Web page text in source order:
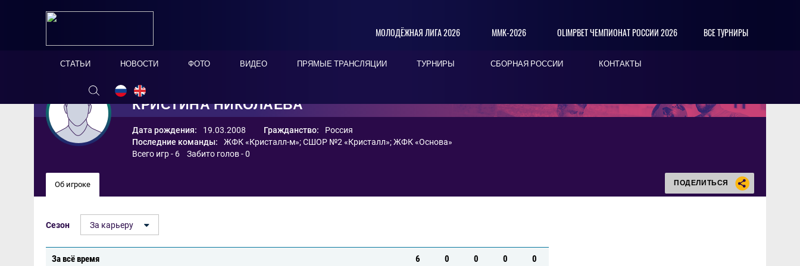
МОЛОДЁЖНАЯ ЛИГА 2026 ММК-2026 OLIMPBET ЧЕМПИОНАТ РОССИИ 2026 ВСЕ ТУРНИРЫ
СТАТЬИ НОВОСТИ ФОТО ВИДЕО ПРЯМЫЕ ТРАНСЛЯЦИИ ТУРНИРЫ СБОРНАЯ РОССИИ КОНТАКТЫ
КРИСТИНА ​НИКОЛАЕВА
Дата рождения: 19.03.2008 Гражданство:
Россия
Последние команды:
ЖФК «Кристалл-м»;СШОР №2 «Кристалл»;ЖФК «Основа»
Всего игр - 6 Забито голов - 0
Об игроке ПОДЕЛИТЬСЯ
Сезон За карьеру
За всё время 6 0 0 0 0